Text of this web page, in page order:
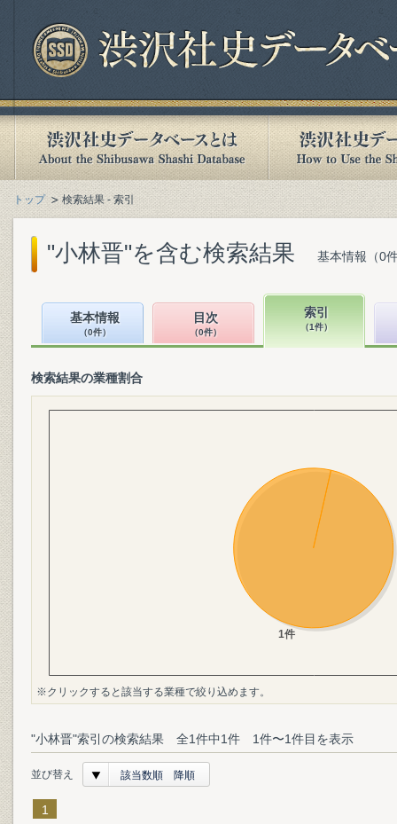
トップ 検索結果 - 索引
"小林晋"を含む検索結果 基本情報（0
基本情報
（0件）
目次
（0件）
索引
（1件）
検索結果の業種割合
※クリックすると該当する業種で絞り込めます。
"小林晋"索引の検索結果 全1件中1件 1件〜1件目を表示
並び替え 該当数順 降順
1